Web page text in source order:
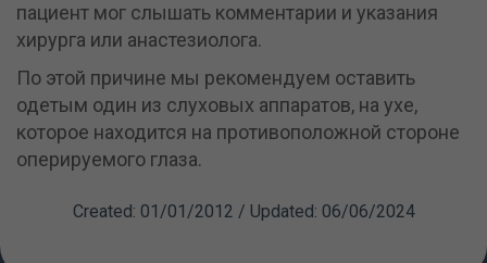
пациент мог слышать комментарии и указания
хирурга или анастезиолога.
По этой причине мы рекомендуем оставить
одетым один из слуховых аппаратов, на ухе,
которое находится на противоположной стороне
оперируемого глаза.
Created: 01/01/2012 / Updated: 06/06/2024